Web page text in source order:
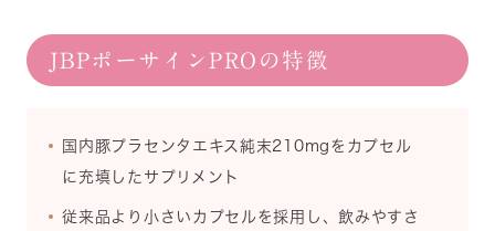
JBPポーサインPROの特徴
国内豚プラセンタエキス純末210mgをカプセル
に充填したサプリメント
従来品より小さいカプセルを採用し、飲みやすさ